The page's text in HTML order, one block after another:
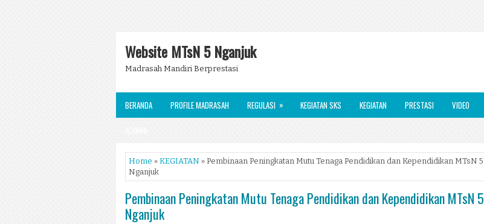
Website MTsN 5 Nganjuk
Madrasah Mandiri Berprestasi
BERANDA PROFILE MADRASAH REGULASI » KEGIATAN SKS KEGIATAN PRESTASI VIDEO
ALUMNI
Home » KEGIATAN » Pembinaan Peningkatan Mutu Tenaga Pendidikan dan Kependidikan MTsN 5
Nganjuk
Pembinaan Peningkatan Mutu Tenaga Pendidikan dan Kependidikan MTsN 5
Nganjuk